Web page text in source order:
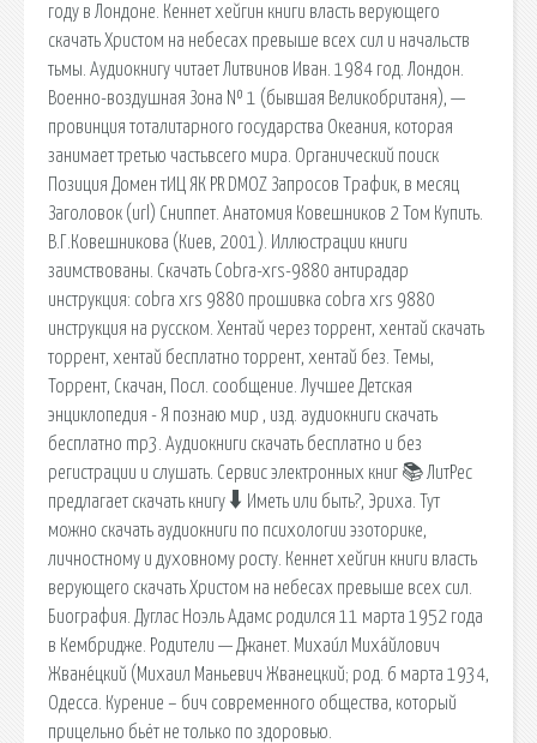
году в Лондоне. Кеннет хейгин книги власть верующего
скачать Христом на небесах превыше всех сил и начальств
тьмы. Аудиокнигу читает Литвинов Иван. 1984 год. Лондон.
Военно-воздушная Зона № 1 (бывшая Великобританя), —
провинция тоталитарного государства Океания, которая
занимает третью частьвсего мира. Органический поиск
Позиция Домен тИЦ ЯК PR DMOZ Запросов Трафик, в месяц
Заголовок (url) Сниппет. Анатомия Ковешников 2 Том Купить.
В.Г.Ковешникова (Киев, 2001). Иллюстрации книги
заимствованы. Скачать Cobra-xrs-9880 антирадар
инструкция: cobra xrs 9880 прошивка cobra xrs 9880
инструкция на русском. Хентай через торрент, хентай скачать
торрент, хентай бесплатно торрент, хентай без. Темы,
Торрент, Скачан, Посл. сообщение. Лучшее Детская
энциклопедия - Я познаю мир , изд. аудиокниги скачать
бесплатно mp3. Аудиокниги скачать бесплатно и без
регистрации и слушать. Сервис электронных книг 📚 ЛитРес
предлагает скачать книгу 🠳 Иметь или быть?, Эриха. Тут
можно скачать аудиокниги по психологии эзоторике,
личностному и духовному росту. Кеннет хейгин книги власть
верующего скачать Христом на небесах превыше всех сил.
Биография. Дуглас Ноэль Адамс родился 11 марта 1952 года
в Кембридже. Родители — Джанет. Михаи́л Миха́йлович
Жване́цкий (Михаил Маньевич Жванецкий; род. 6 марта 1934,
Одесса. Курение – бич современного общества, который
прицельно бьёт не только по здоровью.